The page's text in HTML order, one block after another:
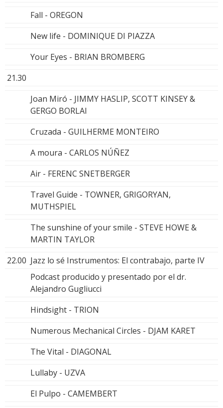
Fall - OREGON
New life - DOMINIQUE DI PIAZZA
Your Eyes - BRIAN BROMBERG
21.30
Joan Miró - JIMMY HASLIP, SCOTT KINSEY &
GERGO BORLAI
Cruzada - GUILHERME MONTEIRO
A moura - CARLOS NÚÑEZ
Air - FERENC SNETBERGER
Travel Guide - TOWNER, GRIGORYAN,
MUTHSPIEL
The sunshine of your smile - STEVE HOWE &
MARTIN TAYLOR
22.00 Jazz lo sé Instrumentos: El contrabajo, parte IV
Podcast producido y presentado por el dr.
Alejandro Gugliucci
Hindsight - TRION
Numerous Mechanical Circles - DJAM KARET
The Vital - DIAGONAL
Lullaby - UZVA
El Pulpo - CAMEMBERT